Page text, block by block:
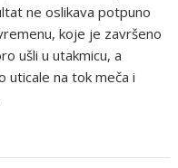
ne oslikava potpuno
koje je završeno
ušli u utakmicu, a
uticale na tok meča i